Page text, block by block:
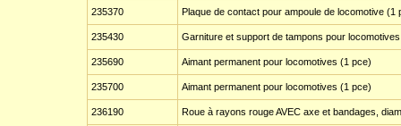
235370 Plaque de contact pour ampoule de locomotive (1
235430 Garniture et support de tampons pour
235690 Aimant permanent pour locomotives (1 pce)
235700 Aimant permanent pour locomotives (1 pce)
236190 Roue à rayons rouge AVEC axe et bandages,